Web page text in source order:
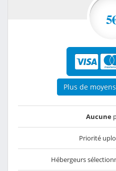
Plus de
Aucune
Priorité
Hébergeurs